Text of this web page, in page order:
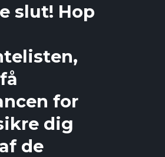
slut! Hop
for
dig
de